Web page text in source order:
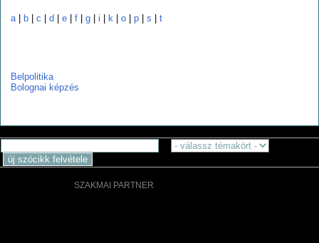
a b |c |d |e |f |g |i k |o |p |s |t
Belpolitika
Bolognai képzés
SZAKMAI PARTNER